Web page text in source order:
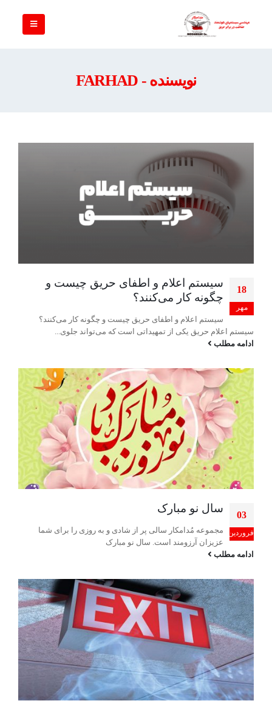
نویسنده - FARHAD
18
مهر
سیستم اعلام و اطفای حریق چیست و
چگونه کار می‌کنند؟
سیستم اعلام و اطفای حریق چیست و چگونه کار می‌کنند؟
سیستم اعلام حریق یکی از تمهیداتی است که می‌تواند جلوی...
ادامه مطلب
03
فروردین
سال نو مبارک
مجموعه مُدامکار سالی پر از شادی و به روزی را برای شما
عزیزان آرزومند است. سال نو مبارک
ادامه مطلب